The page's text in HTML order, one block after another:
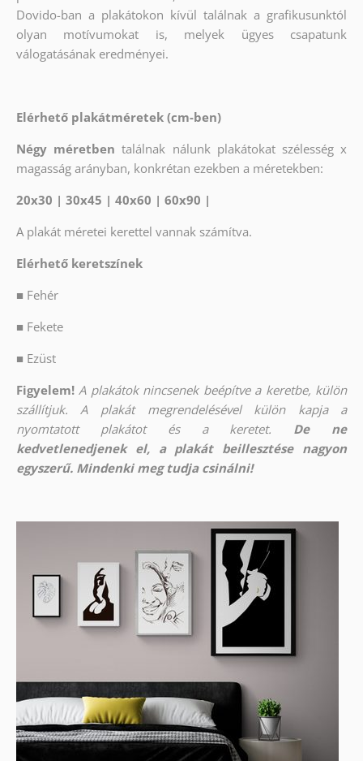
Dovido-ban a plakátokon kívül találnak a grafikusunktól
olyan motívumokat is, melyek ügyes csapatunk
válogatásának eredményei.
Elérhető plakátméretek (cm-ben)
Négy méretben találnak nálunk plakátokat szélesség x
magasság arányban, konkrétan ezekben a méretekben:
20x30 | 30x45 | 40x60 | 60x90 |
A plakát méretei kerettel vannak számítva.
Elérhető keretszínek
■ Fehér
■ Fekete
■ Ezüst
Figyelem! A plakátok nincsenek beépítve a keretbe, külön
szállítjuk. A plakát megrendelésével külön kapja a
nyomtatott plakátot és a keretet.
De ne
kedvetlenedjenek el, a plakát beillesztése nagyon
egyszerű. Mindenki meg tudja csinálni!